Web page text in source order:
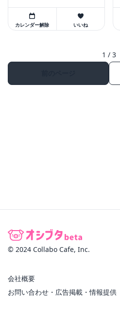
カレンダー解除 いいね
1 / 3
© 2024 Collabo Cafe, Inc.
会社概要
お問い合わせ・広告掲載・情報提供